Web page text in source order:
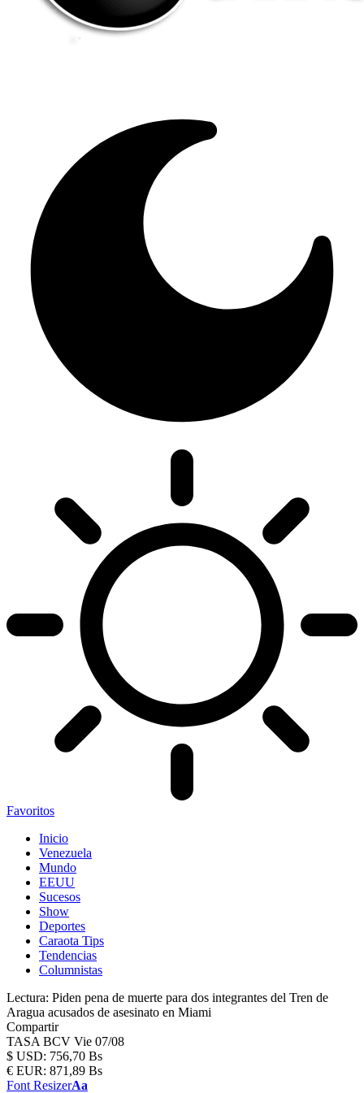
Favoritos
Inicio
Venezuela
Mundo
EEUU
Sucesos
Show
Deportes
Caraota Tips
Tendencias
Columnistas
Lectura: Piden pena de muerte para dos integrantes del Tren de
Aragua acusados de asesinato en Miami
Compartir
TASA BCV Vie 07/08
$ USD: 756,70 Bs
€ EUR: 871,89 Bs
Font ResizerAa